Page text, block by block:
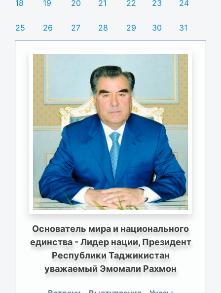
18 19 20 21 22 23 24
25 26 27 28 29 30 31
Основатель мира и национального
единства - Лидер нации, Президент
Республики Таджикистан
уважаемый Эмомали Рахмон